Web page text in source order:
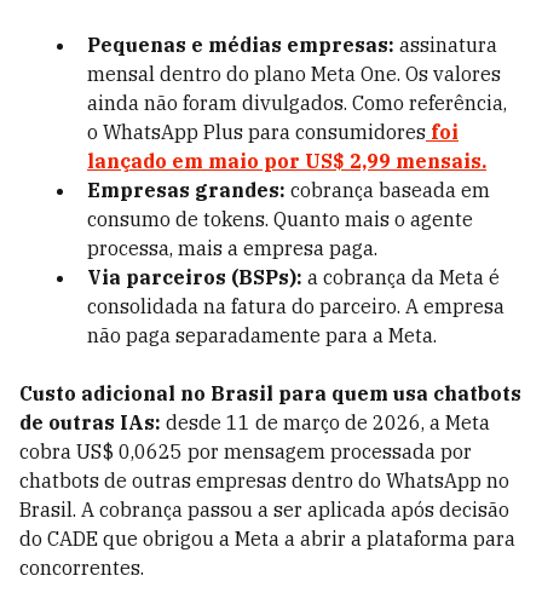
Pequenas e médias empresas: assinatura
mensal dentro do plano Meta One. Os valores
ainda não foram divulgados. Como referência,
o WhatsApp Plus para consumidores foi
lançado em maio por US$ 2,99 mensais.
Empresas grandes: cobrança baseada em
consumo de tokens. Quanto mais o agente
processa, mais a empresa paga.
Via parceiros (BSPs): a cobrança da Meta é
consolidada na fatura do parceiro. A empresa
não paga separadamente para a Meta.
Custo adicional no Brasil para quem usa chatbots
de outras IAs: desde 11 de março de 2026, a Meta
cobra US$ 0,0625 por mensagem processada por
chatbots de outras empresas dentro do WhatsApp no
Brasil. A cobrança passou a ser aplicada após decisão
do CADE que obrigou a Meta a abrir a plataforma para
concorrentes.